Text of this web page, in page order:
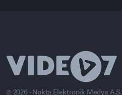
© 2026 - Nokta Elektronik Medya A.Ş.